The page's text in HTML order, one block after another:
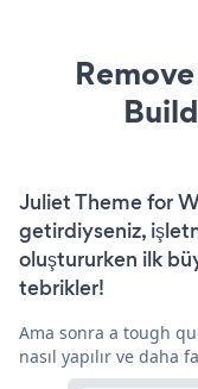
Juliet Theme for
getirdiyseniz,
oluştururken ilk
tebrikler!
Ama sonra a tough
nasıl yapılır ve daha